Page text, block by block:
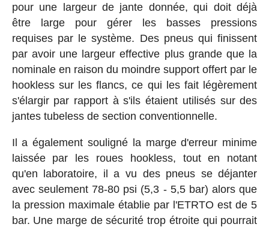
pour une largeur de jante donnée, qui doit déjà
être large pour gérer les basses pressions
requises par le système. Des pneus qui finissent
par avoir une largeur effective plus grande que la
nominale en raison du moindre support offert par le
hookless sur les flancs, ce qui les fait légèrement
s'élargir par rapport à s'ils étaient utilisés sur des
jantes tubeless de section conventionnelle.
Il a également souligné la marge d'erreur minime
laissée par les roues hookless, tout en notant
qu'en laboratoire, il a vu des pneus se déjanter
avec seulement 78-80 psi (5,3 - 5,5 bar) alors que
la pression maximale établie par l'ETRTO est de 5
bar. Une marge de sécurité trop étroite qui pourrait